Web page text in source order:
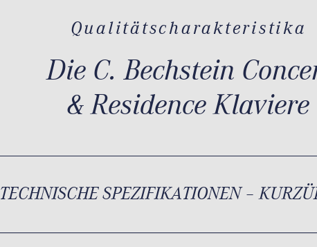
Qualitätscharakteristika
Die C. Bechstein
& Residence Klaviere
TECHNISCHE SPEZIFIKATIONEN –